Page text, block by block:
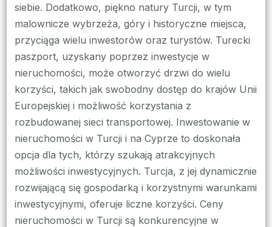
siebie. Dodatkowo, piękno natury Turcji, w tym
malownicze wybrzeża, góry i historyczne miejsca,
przyciąga wielu inwestorów oraz turystów. Turecki
paszport, uzyskany poprzez inwestycje w
nieruchomości, może otworzyć drzwi do wielu
korzyści, takich jak swobodny dostęp do krajów Unii
Europejskiej i możliwość korzystania z
rozbudowanej sieci transportowej. Inwestowanie w
nieruchomości w Turcji i na Cyprze to doskonała
opcja dla tych, którzy szukają atrakcyjnych
możliwości inwestycyjnych. Turcja, z jej dynamicznie
rozwijającą się gospodarką i korzystnymi warunkami
inwestycyjnymi, oferuje liczne korzyści. Ceny
nieruchomości w Turcji są konkurencyjne w